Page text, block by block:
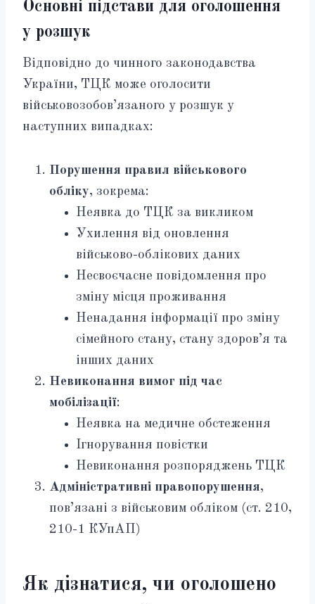
Основні підстави для оголошення
у розшук
Відповідно до чинного законодавства
України, ТЦК може оголосити
військовозобов’язаного у розшук у
наступних випадках:
Порушення правил військового
обліку, зокрема:
Неявка до ТЦК за викликом
Ухилення від оновлення
військово-облікових даних
Несвоєчасне повідомлення про
зміну місця проживання
Ненадання інформації про зміну
сімейного стану, стану здоров’я та
інших даних
Невиконання вимог під час
мобілізації:
Неявка на медичне обстеження
Ігнорування повістки
Невиконання розпоряджень ТЦК
Адміністративні правопорушення,
пов’язані з військовим обліком (ст. 210,
210-1 КУпАП)
Як дізнатися, чи оголошено